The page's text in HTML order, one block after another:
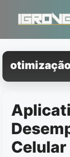
conteúdo
Celular